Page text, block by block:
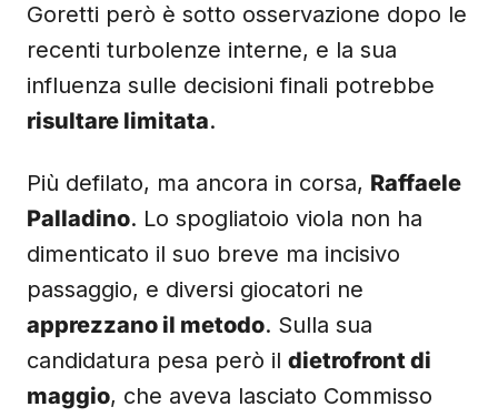
Goretti però è sotto osservazione dopo le
recenti turbolenze interne, e la sua
influenza sulle decisioni finali potrebbe
risultare limitata.
Più defilato, ma ancora in corsa, Raffaele
Palladino. Lo spogliatoio viola non ha
dimenticato il suo breve ma incisivo
passaggio, e diversi giocatori ne
apprezzano il metodo. Sulla sua
candidatura pesa però il dietrofront di
maggio, che aveva lasciato Commisso